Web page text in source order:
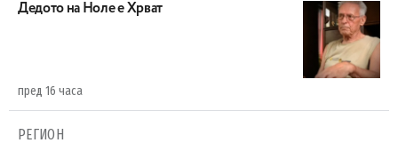
Дедото на Ноле е Хрват
пред 16 часа
РЕГИОН